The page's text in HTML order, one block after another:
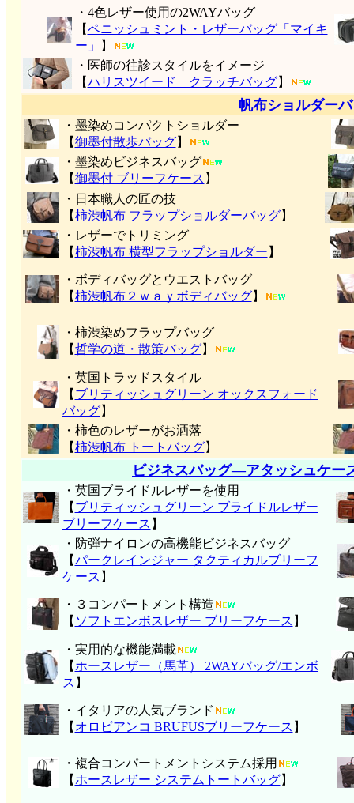
・4色レザー使用の2WAYバッグ
【ペニッシュミント・レザーバッグ「マイキ
ー」
】
・医師の往診スタイルをイメージ
【ハリスツイード クラッチバッグ】
帆布ショルダー
・墨染めコンパクトショルダー
【御墨付散歩バッグ】
・墨染めビジネスバッグ
【御墨付 ブリーフケース 】
・日本職人の匠の技
【柿渋帆布 フラップショルダーバッグ】
・レザーでトリミング
【柿渋帆布 横型フラップショルダー 】
・ボディバッグとウエストバッグ
【柿渋帆布２ｗａｙボディバッグ】
・柿渋染めフラップバッグ
【哲学の道・散策バッグ】
・英国トラッドスタイル
【 ブリティッシュグリーン オックスフォード
バッグ】
・柿色のレザーがお洒落
【柿渋帆布 トートバッグ】
ビジネスバッグ―アタッシュケー
・英国ブライドルレザーを使用
【 ブリティッシュグリーン ブライドルレザー
ブリーフケース 】
・防弾ナイロンの高機能ビジネスバッグ
【パークレインジャー タクティカルブリーフ
ケース 】
・３コンパートメント構造
【 ソフトエンボスレザー ブリーフケース 】
・実用的な機能満載
【 ホースレザー（馬革） 2WAYバッグ/エンボ
ス 】
・イタリアの人気ブランド
【 オロビアンコ BRUFUSブリーフケース 】
・複合コンパートメントシステム採用
【 ホースレザー システムトートバッグ】